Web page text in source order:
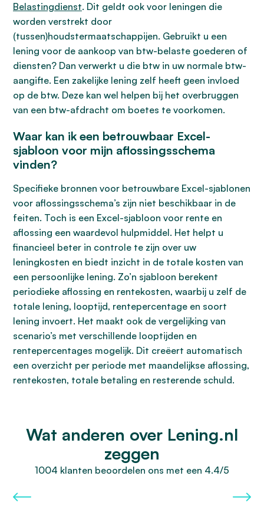
Belastingdienst. Dit geldt ook voor leningen die
worden verstrekt door
(tussen)houdstermaatschappijen. Gebruikt u een
lening voor de aankoop van btw-belaste goederen of
diensten? Dan verwerkt u die btw in uw normale btw-
aangifte. Een zakelijke lening zelf heeft geen invloed
op de btw. Deze kan wel helpen bij het overbruggen
van een btw-afdracht om boetes te voorkomen.
Waar kan ik een betrouwbaar Excel-
sjabloon voor mijn aflossingsschema
vinden?
Specifieke bronnen voor betrouwbare Excel-sjablonen
voor aflossingsschema’s zijn niet beschikbaar in de
feiten. Toch is een Excel-sjabloon voor rente en
aflossing een waardevol hulpmiddel. Het helpt u
financieel beter in controle te zijn over uw
leningkosten en biedt inzicht in de totale kosten van
een persoonlijke lening. Zo’n sjabloon berekent
periodieke aflossing en rentekosten, waarbij u zelf de
totale lening, looptijd, rentepercentage en soort
lening invoert. Het maakt ook de vergelijking van
scenario’s met verschillende looptijden en
rentepercentages mogelijk. Dit creëert automatisch
een overzicht per periode met maandelijkse aflossing,
rentekosten, totale betaling en resterende schuld.
Wat anderen over Lening.nl
zeggen
1004 klanten beoordelen ons met een 4.4/5